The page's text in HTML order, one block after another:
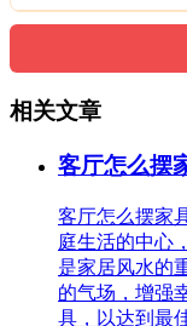
相关文章
客厅怎么摆
客厅怎么摆家
庭生活的中心
是家居风水的
的气场，增强
具，以达到最